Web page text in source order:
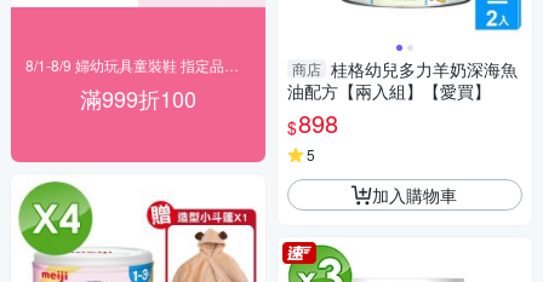
滿999折100
商店 桂格幼兒多力羊奶深海魚
油配方【兩入組】【愛買】
$898
5
加入購物車